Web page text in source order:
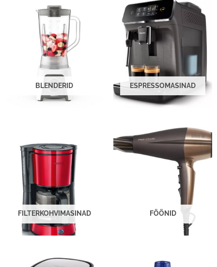
BLENDERID ESPRESSOMASINAD
FILTERKOHVIMASINAD FÖÖNID